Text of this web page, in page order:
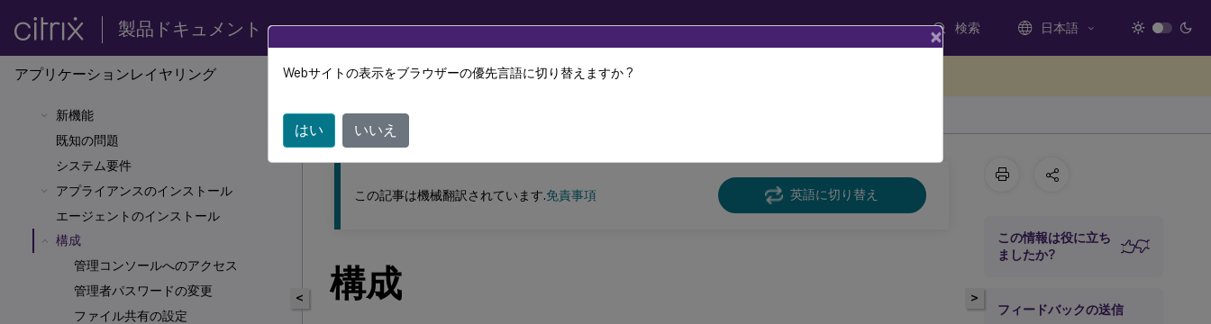
製品ドキュメント 検索 日本語
アプリケーションレイヤリング
新機能
既知の問題
システム要件
アプライアンスのインストール
エージェントのインストール
構成
管理コンソールへのアクセス
管理者パスワードの変更
ファイル共有の設定
このコンテンツは動的に機械翻訳されています。
Citrix App Layering
<
この記事は機械翻訳されています.免責事項 英語に切り替え
構成 >
この情報は役に立ち
ましたか?
フィードバックの送信
×
Webサイトの表示をブラウザーの優先言語に切り替えますか ?
はい いいえ